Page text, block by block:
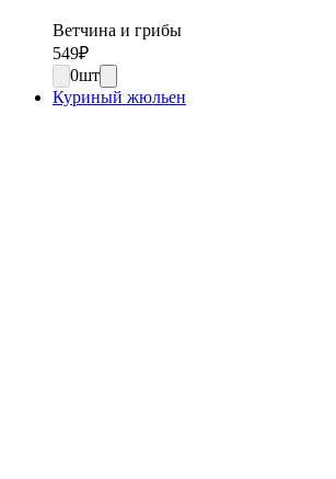
Ветчина и грибы
549₽
0шт
Куриный жюльен